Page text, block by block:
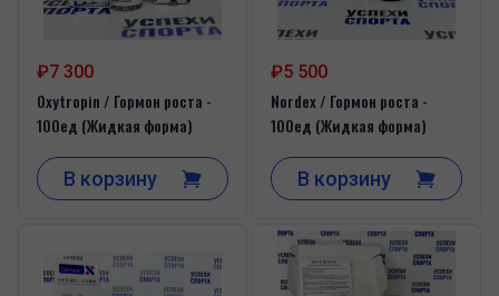
₽7 300
Oxytropin / Гормон роста -
100ед (Жидкая форма)
В корзину
₽5 500
Nordex / Гормон роста -
100ед (Жидкая форма)
В корзину